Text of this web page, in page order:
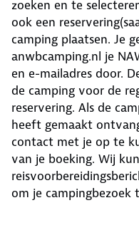
zoeken en te
ook een
camping plaatsen. Je
anwbcamping.nl je
en e-mailadres door.
de camping voor de
reservering. Als de
heeft gemaakt
contact met je op te
van je boeking. Wij
om je campingbezoek